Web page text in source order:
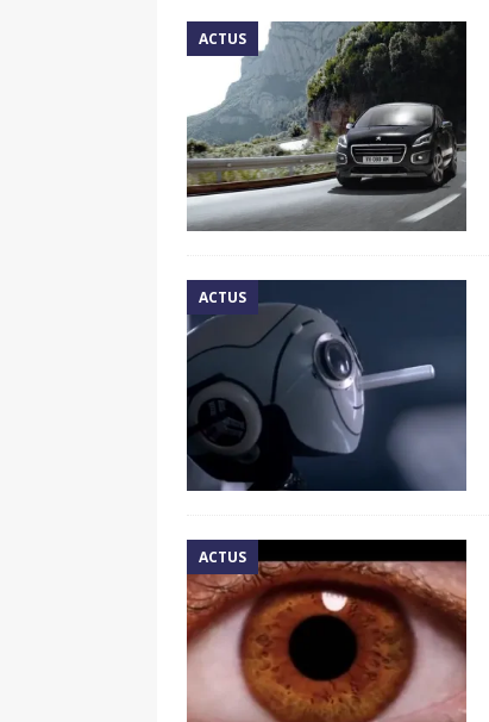
ACTUS
ACTUS
ACTUS